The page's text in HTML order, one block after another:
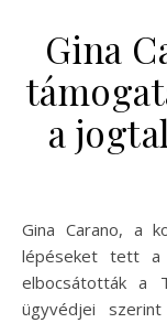
Gina
a
Gina Carano, a korábbi UFC harcos és színésznő, jogi
lépéseket tett a
elbocsátották a
ügyvédjei